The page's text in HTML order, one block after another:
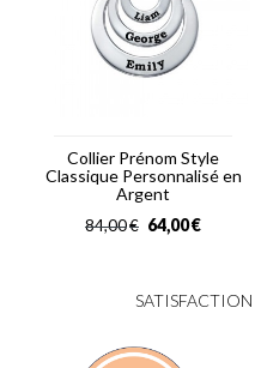
Collier Prénom Style
Classique Personnalisé en
Argent
€
84,00 €
64,00